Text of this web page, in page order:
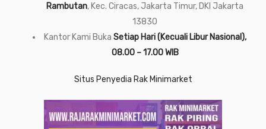
Rambutan, Kec. Ciracas, Jakarta Timur, DKI Jakarta
13830
Kantor Kami Buka Setiap Hari (Kecuali Libur Nasional),
08.00 – 17.00 WIB
Situs Penyedia Rak Minimarket